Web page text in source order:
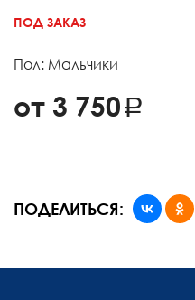
ПОД ЗАКАЗ
Пол: Мальчики
от 3 750
ПОДЕЛИТЬСЯ: